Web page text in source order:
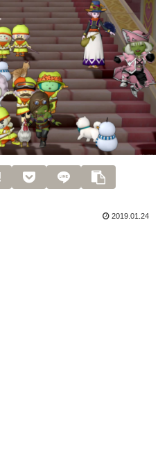
2019.01.24